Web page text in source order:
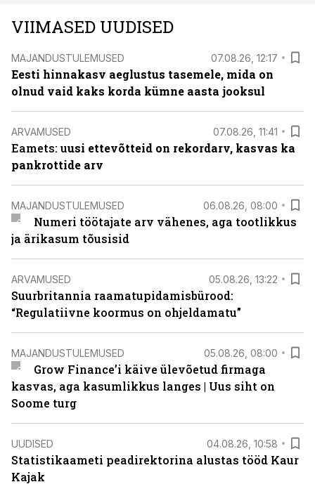
VIIMASED UUDISED
MAJANDUSTULEMUSED 07.08.26, 12:17
Eesti hinnakasv aeglustus tasemele, mida on
olnud vaid kaks korda kümne aasta jooksul
ARVAMUSED 07.08.26, 11:41
Eamets: uusi ettevõtteid on rekordarv, kasvas ka
pankrottide arv
MAJANDUSTULEMUSED 06.08.26, 08:00
Numeri töötajate arv vähenes, aga tootlikkus
ja ärikasum tõusisid
ARVAMUSED 05.08.26, 13:22
Suurbritannia raamatupidamisbürood:
“Regulatiivne koormus on ohjeldamatu”
MAJANDUSTULEMUSED 05.08.26, 08:00
Grow Finance’i käive ülevõetud firmaga
kasvas, aga kasumlikkus langes | Uus siht on
Soome turg
UUDISED 04.08.26, 10:58
Statistikaameti peadirektorina alustas tööd Kaur
Kajak